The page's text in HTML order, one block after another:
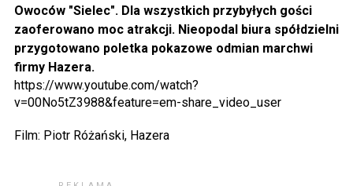
Owoców "Sielec". Dla wszystkich przybyłych gości
zaoferowano moc atrakcji. Nieopodal biura spółdzielni
przygotowano poletka pokazowe odmian marchwi
firmy Hazera.
https://www.youtube.com/watch?
v=00No5tZ3988&feature=em-share_video_user
Film: Piotr Różański, Hazera